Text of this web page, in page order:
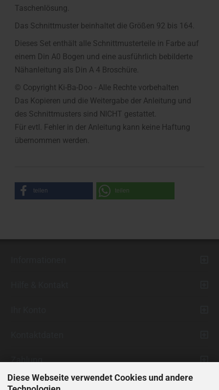
Diese Webseite verwendet Cookies und andere
Taschenlösung.
Das Schnittmuster beinhaltet die Größen 92 bis 164.
Dieses Set enthält alle Schnittmusterteile in Farbe auf
einem Din A0 Bogen und eine ausführlich bebilderte
Nähanleitung als Din A 4 Broschüre.
© Copyright Ki-Ba-Doo - Alle Rechte vorbehalten
Das Kopieren und die Weitergabe der Anleitung und
des Schnittmusters sind NICHT gestattet.
Für evtl. Fehler in der Anleitung kann keine Haftung
übernommen werden.
teilen teilen
Zahlung